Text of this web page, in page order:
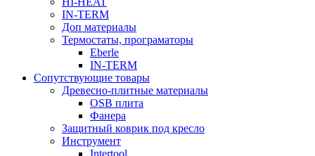
IN-TERM
Доп материалы
Термостаты, програматоры
Eberle
IN-TERM
Сопутствующие товары
Древесно-плитные материалы
OSB плита
Фанера
Защитный коврик под кресло
Инструмент
Intertool